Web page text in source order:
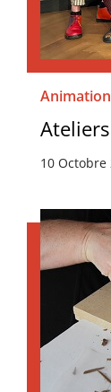
10 Octobre